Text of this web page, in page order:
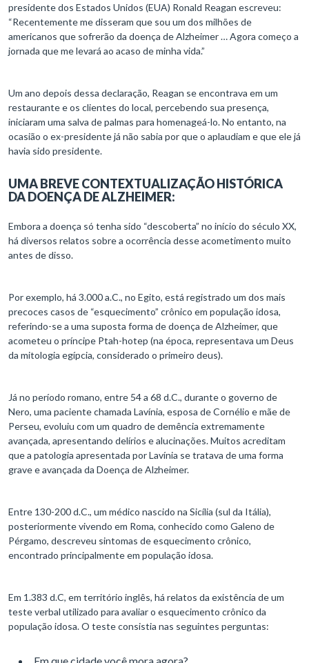
presidente dos Estados Unidos (EUA) Ronald Reagan escreveu:
“Recentemente me disseram que sou um dos milhões de
americanos que sofrerão da doença de Alzheimer … Agora começo a
jornada que me levará ao acaso de minha vida.”
Um ano depois dessa declaração, Reagan se encontrava em um
restaurante e os clientes do local, percebendo sua presença,
iniciaram uma salva de palmas para homenageá-lo. No entanto, na
ocasião o ex-presidente já não sabia por que o aplaudiam e que ele já
havia sido presidente.
UMA BREVE CONTEXTUALIZAÇÃO HISTÓRICA
DA DOENÇA DE ALZHEIMER:
Embora a doença só tenha sido “descoberta” no início do século XX,
há diversos relatos sobre a ocorrência desse acometimento muito
antes de disso.
Por exemplo, há 3.000 a.C., no Egito, está registrado um dos mais
precoces casos de “esquecimento” crônico em população idosa,
referindo-se a uma suposta forma de doença de Alzheimer, que
acometeu o príncipe Ptah-hotep (na época, representava um Deus
da mitologia egípcia, considerado o primeiro deus).
Já no período romano, entre 54 a 68 d.C., durante o governo de
Nero, uma paciente chamada Lavínia, esposa de Cornélio e mãe de
Perseu, evoluiu com um quadro de demência extremamente
avançada, apresentando delírios e alucinações. Muitos acreditam
que a patologia apresentada por Lavínia se tratava de uma forma
grave e avançada da Doença de Alzheimer.
Entre 130-200 d.C., um médico nascido na Sicília (sul da Itália),
posteriormente vivendo em Roma, conhecido como Galeno de
Pérgamo, descreveu sintomas de esquecimento crônico,
encontrado principalmente em população idosa.
Em 1.383 d.C, em território inglês, há relatos da existência de um
teste verbal utilizado para avaliar o esquecimento crônico da
população idosa. O teste consistia nas seguintes perguntas: